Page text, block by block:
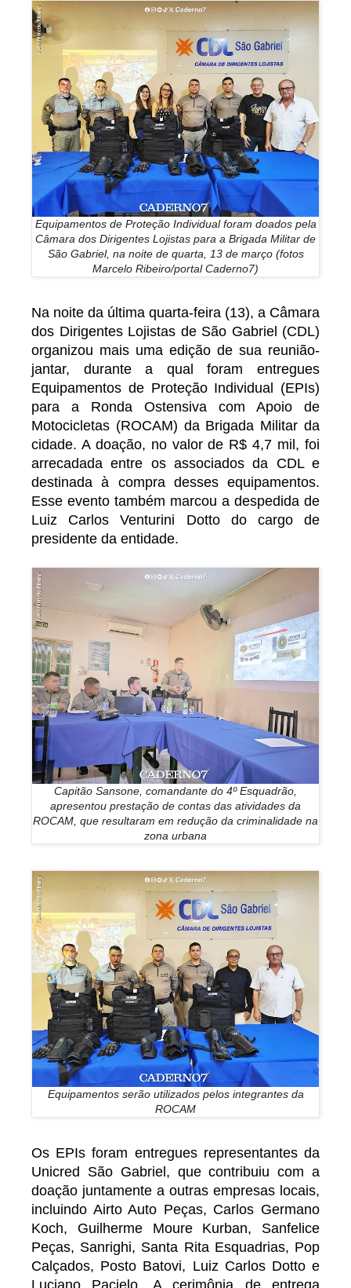
Equipamentos de Proteção Individual foram doados pela
Câmara dos Dirigentes Lojistas para a Brigada Militar de
São Gabriel, na noite de quarta, 13 de março (fotos
Marcelo Ribeiro/portal Caderno7)
Na noite da última quarta-feira (13), a Câmara
dos Dirigentes Lojistas de São Gabriel (CDL)
organizou mais uma edição de sua reunião-
jantar, durante a qual foram entregues
Equipamentos de Proteção Individual (EPIs)
para a Ronda Ostensiva com Apoio de
Motocicletas (ROCAM) da Brigada Militar da
cidade. A doação, no valor de R$ 4,7 mil, foi
arrecadada entre os associados da CDL e
destinada à compra desses equipamentos.
Esse evento também marcou a despedida de
Luiz Carlos Venturini Dotto do cargo de
presidente da entidade.
Capitão Sansone, comandante do 4º Esquadrão,
apresentou prestação de contas das atividades da
ROCAM, que resultaram em redução da criminalidade na
zona urbana
Equipamentos serão utilizados pelos integrantes da
ROCAM
Os EPIs foram entregues representantes da
Unicred São Gabriel, que contribuiu com a
doação juntamente a outras empresas locais,
incluindo Airto Auto Peças, Carlos Germano
Koch, Guilherme Moure Kurban, Sanfelice
Peças, Sanrighi, Santa Rita Esquadrias, Pop
Calçados, Posto Batovi, Luiz Carlos Dotto e
Luciano Pacielo. A cerimônia de entrega